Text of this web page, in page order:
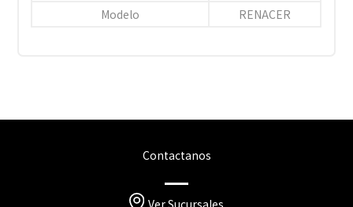
Modelo
RENACER
Contactanos